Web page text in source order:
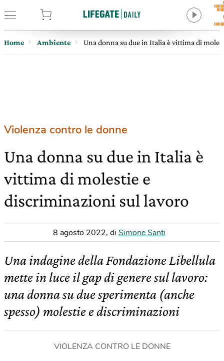
Home Ambiente Una donna su due in Italia è vittima di
Violenza contro le donne
Una donna su due in Italia è
vittima di molestie e
discriminazioni sul lavoro
8 agosto 2022, di Simone Santi
Una indagine della Fondazione Libellula
mette in luce il gap di genere sul lavoro:
una donna su due sperimenta (anche
spesso) molestie e discriminazioni
VIOLENZA CONTRO LE DONNE